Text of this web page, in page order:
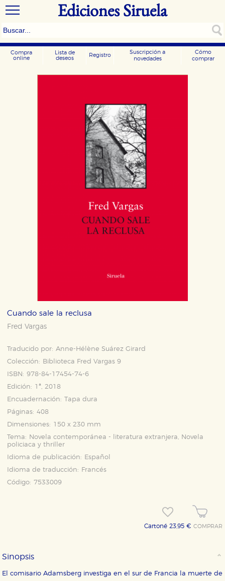
Ediciones Siruela
Compra
online
Lista de
deseos
Registro
Suscripción a
novedades
Cómo
comprar
Cuando sale la reclusa
Fred Vargas
Traducido por: Anne-Hélène Suárez Girard
Colección:
Biblioteca Fred Vargas 9
ISBN: 978-84-17454-74-6
Edición: 1ª, 2018
Encuadernación: Tapa dura
Páginas: 408
Dimensiones: 150 x 230 mm
Tema:
Novela contemporánea - literatura extranjera, Novela
policiaca y thriller
Idioma de publicación:
Español
Idioma de traducción:
Francés
Código: 7533009
Cartoné 23,95 €COMPRAR
Sinopsis
El comisario Adamsberg investiga en el sur de Francia la muerte de